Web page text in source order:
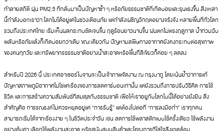
ทำลายสถิติ ฝุ่น PM2.5 ที่กลับมาเป็นปัญหาซ้ำ ๆ หรือภัยธรรมชาติที่เกิดบ่อยและรุนแรงขึ้น สิ่งเหล่า
นี้กำลังบอกเราว่า โลกไม่ได้อยู่แค่ในช่วงเตือนภัย แต่กำลังเผชิญวิกฤตอย่างจริงจัง หลายพื้นที่ทั่วโลก
รวมถึงประเทศไทย เริ่มเห็นผลกระทบชัดเจนขึ้น ฤดูร้อนยาวนานขึ้น ฝนตกไม่ตรงฤดูกาล น้ำท่วมฉับ
พลันหรือภัยแล้งก็เกิดบ่อยกว่าเดิม ขณะเดียวกัน ปัญหามลพิษทางอากาศยังคงกระทบต่อสุขภาพ
ของคนทุกวัย และทรัพยากรธรรมชาติอย่างน้ำสะอาดหรือพื้นที่สีเขียวก็ค่อย ๆ ลดลง
สำหรับปี 2026 นี้ ประเทศอาเซอร์ไบจานจะเป็นเจ้าภาพจัดงาน ณ กรุงบากู โดยเน้นย้ำว่าการแก้
ปัญหาสภาพภูมิอากาศไม่ใช่แค่เรื่องของการลดคาร์บอนเท่านั้น แต่ยังรวมถึงการปรับวิธีคิด การใช้
ชีวิต และการสร้างความสัมพันธ์ที่สมดุลกับธรรมชาติ เพื่อให้เราอยู่กับโลกใบนี้ได้อย่างยั่งยืน สิ่ง
สำคัญคือ การรณรงค์ไม่ควรหยุดอยู่แค่ “การรับรู้” แต่ต้องไปต่อที่ “การลงมือทำ” เราทุกคน
สามารถเริ่มได้จากเรื่องง่าย ๆ ในชีวิตประจำวัน เช่น ลดการใช้พลาสติกแบบใช้ครั้งเดียว ใช้พลังงาน